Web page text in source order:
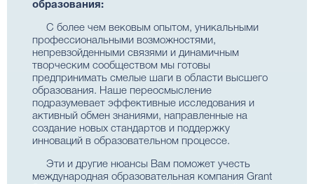
образования:
С более чем вековым опытом, уникальными
профессиональными возможностями,
непревзойденными связями и динамичным
творческим сообществом мы готовы
предпринимать смелые шаги в области высшего
образования. Наше переосмысление
подразумевает эффективные исследования и
активный обмен знаниями, направленные на
создание новых стандартов и поддержку
инноваций в образовательном процессе.
Эти и другие нюансы Вам поможет учесть
международная образовательная компания Grant